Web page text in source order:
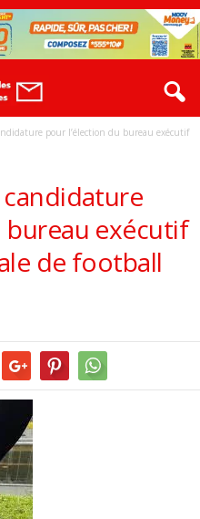
pour l’élection du bureau exécutif
candidature
bureau exécutif
de football